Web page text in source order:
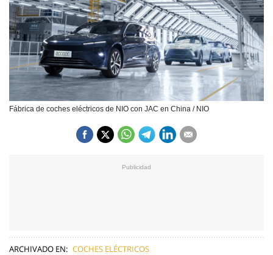
Fábrica de coches eléctricos de NIO con JAC en China / NIO
ARCHIVADO EN: COCHES ELÉCTRICOS